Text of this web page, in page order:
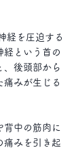
経という首の
、後頭部から
痛みが生じる
背中の筋肉に
痛みを引き起